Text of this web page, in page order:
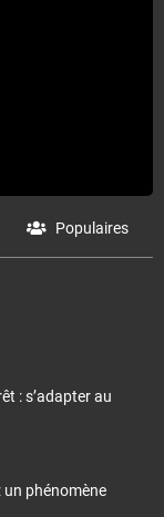
Populaires
: s’adapter au
un phénomène